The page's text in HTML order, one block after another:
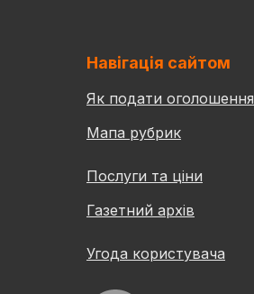
Навігація сайтом
Як подати оголошення
Мапа рубрик
Послуги та ціни
Газетний архів
Угода користувача